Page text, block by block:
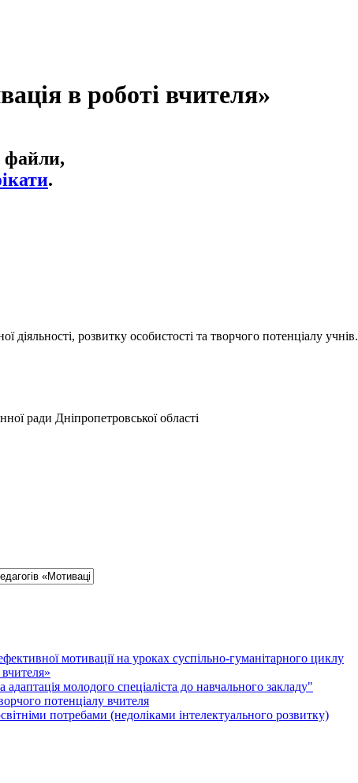
в роботі вчителя»
файли,
.
діяльності, розвитку особистості та творчого потенціалу учнів.
ради Дніпропетровської області
мотивації на уроках суспільно-гуманітарного циклу
молодого спеціаліста до навчального закладу"
потенціалу вчителя
потребами (недоліками інтелектуального розвитку)